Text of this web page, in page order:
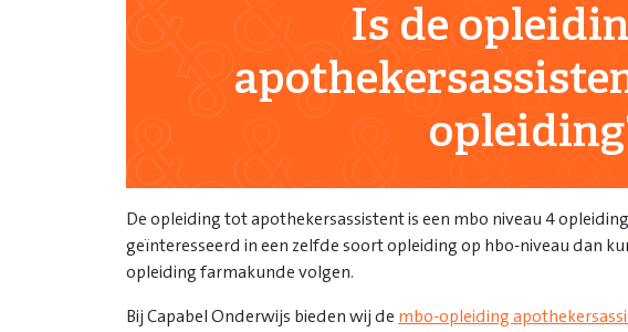
Is de
De opleiding tot apothekersassistent is een mbo niveau 4
geïnteresseerd in een zelfde soort opleiding op hbo-niveau dan
opleiding farmakunde volgen.
Bij Capabel Onderwijs bieden wij de mbo-opleiding